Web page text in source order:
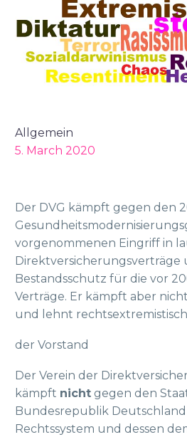
Allgemein
5. March 2020
Der DVG kämpft gegen den
vorgenommenen Eingriff in
Direktversicherungsverträge
Bestandsschutz für die vor
Verträge. Er kämpft aber
und lehnt
der Vorstand
Der Verein der
kämpft nicht gegen den
Bundesrepublik Deutschland
Rechtssystem und dessen